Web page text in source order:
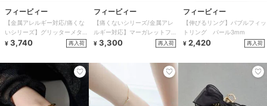
フィービィー
【金属アレルギー対応/痛くな
いシリーズ】グリッターメタル
ライトフィットイヤリング ゴ
¥ 3,740 再入荷
フィービィー
【痛くないシリーズ/金属アレ
ルギー対応】マーガレットフラ
ワーフープライトフィットイヤ
¥ 3,300 再入荷
フィービィー
【伸びるリング】バブルフィッ
トリング パール3mm
¥ 2,420 再入荷